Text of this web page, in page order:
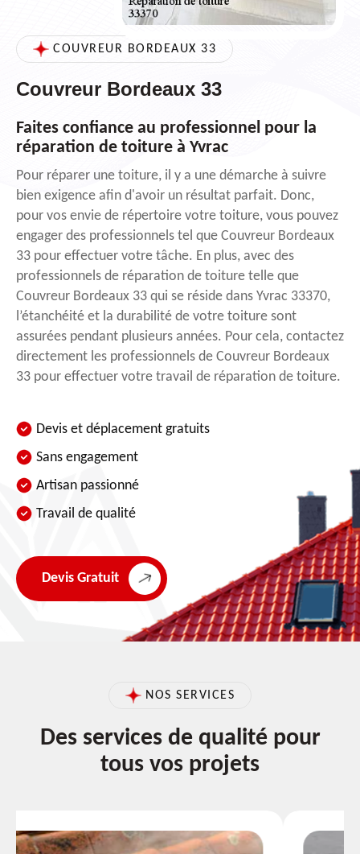
COUVREUR BORDEAUX 33
Couvreur Bordeaux 33
Faites confiance au professionnel pour la
réparation de toiture à Yvrac
Pour réparer une toiture, il y a une démarche à suivre
bien exigence afin d'avoir un résultat parfait. Donc,
pour vos envie de répertoire votre toiture, vous pouvez
engager des professionnels tel que Couvreur Bordeaux
33 pour effectuer votre tâche. En plus, avec des
professionnels de réparation de toiture telle que
Couvreur Bordeaux 33 qui se réside dans Yvrac 33370,
l’étanchéité et la durabilité de votre toiture sont
assurées pendant plusieurs années. Pour cela, contactez
directement les professionnels de Couvreur Bordeaux
33 pour effectuer votre travail de réparation de toiture.
Devis et déplacement gratuits
Sans engagement
Artisan passionné
Travail de qualité
Devis Gratuit
NOS SERVICES
Des services de qualité pour
tous vos projets